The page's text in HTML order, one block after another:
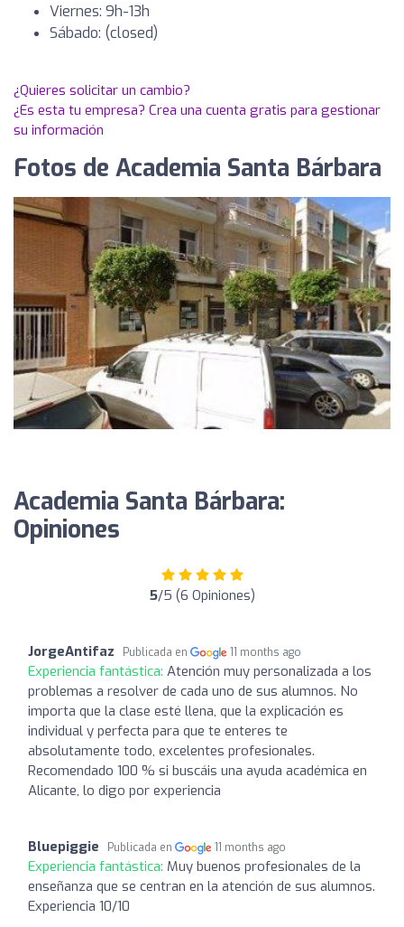
Viernes: 9h-13h
Sábado: (closed)
¿Quieres solicitar un cambio?
¿Es esta tu empresa? Crea una cuenta gratis para gestionar
su información
Fotos de Academia Santa Bárbara
Academia Santa Bárbara:
Opiniones
5/5 (6 Opiniones)
JorgeAntifaz Publicada en 11 months ago
Experiencia fantástica: Atención muy personalizada a los
problemas a resolver de cada uno de sus alumnos. No
importa que la clase esté llena, que la explicación es
individual y perfecta para que te enteres te
absolutamente todo, excelentes profesionales.
Recomendado 100 % si buscáis una ayuda académica en
Alicante, lo digo por experiencia
Bluepiggie Publicada en 11 months ago
Experiencia fantástica: Muy buenos profesionales de la
enseñanza que se centran en la atención de sus alumnos.
Experiencia 10/10